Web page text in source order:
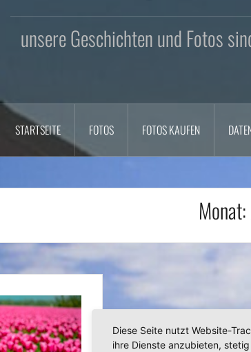
unsere Geschichten und Fotos
STARTSEITE FOTOS FOTOS KAUFEN
Monat:
Diese Seite nutzt Website-
ihre Dienste anzubieten,